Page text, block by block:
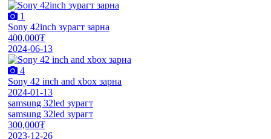
1
Sony 42inch зурагт зарна
400,000₮
2024-06-13
4
Sony 42 inch and xbox зарна
2024-01-13
samsung 32led зурагт
samsung 32led зурагт
300,000₮
2023-12-26